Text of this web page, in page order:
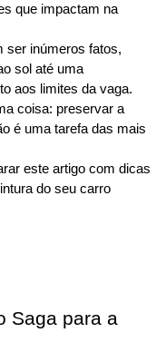
que impactam na
ser inúmeros fatos,
sol até uma
aos limites da vaga.
coisa: preservar a
é uma tarefa das mais
este artigo com dicas
do seu carro
Saga para a